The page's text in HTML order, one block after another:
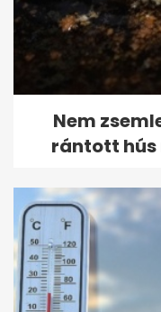
Nem
rántott hús